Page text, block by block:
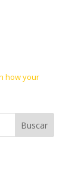
how your